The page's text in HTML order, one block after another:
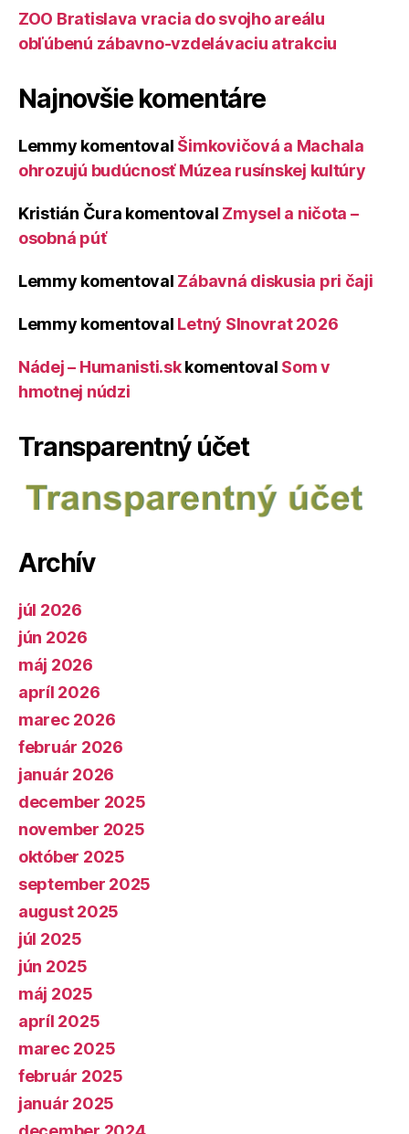
ZOO Bratislava vracia do svojho areálu
obľúbenú zábavno-vzdelávaciu atrakciu
Najnovšie komentáre
Lemmy komentoval Šimkovičová a Machala
ohrozujú budúcnosť Múzea rusínskej kultúry
Kristián Čura komentoval Zmysel a ničota –
osobná púť
Lemmy komentoval Zábavná diskusia pri čaji
Lemmy komentoval Letný Slnovrat 2026
Nádej – Humanisti.skkomentoval Som v
hmotnej núdzi
Transparentný účet
Archív
júl 2026
jún 2026
máj 2026
apríl 2026
marec 2026
február 2026
január 2026
december 2025
november 2025
október 2025
september 2025
august 2025
júl 2025
jún 2025
máj 2025
apríl 2025
marec 2025
február 2025
január 2025